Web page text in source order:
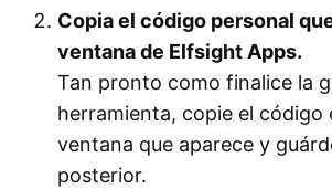
Copia el código personal
ventana de Elfsight Apps.
Tan pronto como finalice la
herramienta, copie el código
ventana que aparece y
posterior.